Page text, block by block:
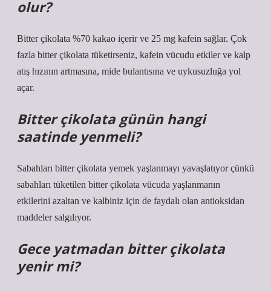
olur?
Bitter çikolata %70 kakao içerir ve 25 mg kafein sağlar. Çok
fazla bitter çikolata tüketirseniz, kafein vücudu etkiler ve kalp
atış hızının artmasına, mide bulantısına ve uykusuzluğa yol
açar.
Bitter çikolata günün hangi
saatinde yenmeli?
Sabahları bitter çikolata yemek yaşlanmayı yavaşlatıyor çünkü
sabahları tüketilen bitter çikolata vücuda yaşlanmanın
etkilerini azaltan ve kalbiniz için de faydalı olan antioksidan
maddeler salgılıyor.
Gece yatmadan bitter çikolata
yenir mi?